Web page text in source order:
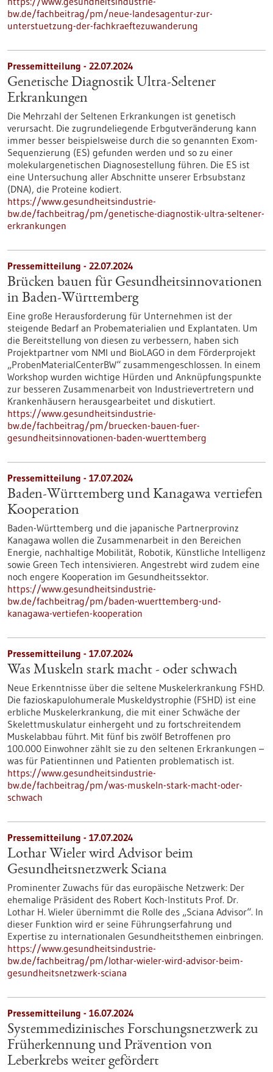
bw.de/fachbeitrag/pm/neue-landesagentur-zur-
unterstuetzung-der-fachkraeftezuwanderung
Pressemitteilung - 22.07.2024
Genetische Diagnostik Ultra-Seltener
Erkrankungen
Die Mehrzahl der Seltenen Erkrankungen ist genetisch
verursacht. Die zugrundeliegende Erbgutveränderung kann
immer besser beispielsweise durch die so genannten Exom-
Sequenzierung (ES) gefunden werden und so zu einer
molekulargenetischen Diagnosestellung führen. Die ES ist
eine Untersuchung aller Abschnitte unserer Erbsubstanz
(DNA), die Proteine kodiert.
https://www.gesundheitsindustrie-
bw.de/fachbeitrag/pm/genetische-diagnostik-ultra-seltener-
erkrankungen
Pressemitteilung - 22.07.2024
Brücken bauen für Gesundheitsinnovationen
in Baden-Württemberg
Eine große Herausforderung für Unternehmen ist der
steigende Bedarf an Probematerialien und Explantaten. Um
die Bereitstellung von diesen zu verbessern, haben sich
Projektpartner vom NMI und BioLAGO in dem Förderprojekt
„ProbenMaterialCenterBW“ zusammengeschlossen. In einem
Workshop wurden wichtige Hürden und Anknüpfungspunkte
zur besseren Zusammenarbeit von Industrievertretern und
Krankenhäusern herausgearbeitet und diskutiert.
https://www.gesundheitsindustrie-
bw.de/fachbeitrag/pm/bruecken-bauen-fuer-
gesundheitsinnovationen-baden-wuerttemberg
Pressemitteilung - 17.07.2024
Baden-Württemberg und Kanagawa vertiefen
Kooperation
Baden-Württemberg und die japanische Partnerprovinz
Kanagawa wollen die Zusammenarbeit in den Bereichen
Energie, nachhaltige Mobilität, Robotik, Künstliche Intelligenz
sowie Green Tech intensivieren. Angestrebt wird zudem eine
noch engere Kooperation im Gesundheitssektor.
https://www.gesundheitsindustrie-
bw.de/fachbeitrag/pm/baden-wuerttemberg-und-
kanagawa-vertiefen-kooperation
Pressemitteilung - 17.07.2024
Was Muskeln stark macht - oder schwach
Neue Erkenntnisse über die seltene Muskelerkrankung FSHD.
Die fazioskapulohumerale Muskeldystrophie (FSHD) ist eine
erbliche Muskelerkrankung, die mit einer Schwäche der
Skelettmuskulatur einhergeht und zu fortschreitendem
Muskelabbau führt. Mit fünf bis zwölf Betroffenen pro
100.000 Einwohner zählt sie zu den seltenen Erkrankungen –
was für Patientinnen und Patienten problematisch ist.
https://www.gesundheitsindustrie-
bw.de/fachbeitrag/pm/was-muskeln-stark-macht-oder-
schwach
Pressemitteilung - 17.07.2024
Lothar Wieler wird Advisor beim
Gesundheitsnetzwerk Sciana
Prominenter Zuwachs für das europäische Netzwerk: Der
ehemalige Präsident des Robert Koch-Instituts Prof. Dr.
Lothar H. Wieler übernimmt die Rolle des „Sciana Advisor“. In
dieser Funktion wird er seine Führungserfahrung und
Expertise zu internationalen Gesundheitsthemen einbringen.
https://www.gesundheitsindustrie-
bw.de/fachbeitrag/pm/lothar-wieler-wird-advisor-beim-
gesundheitsnetzwerk-sciana
Pressemitteilung - 16.07.2024
Systemmedizinisches Forschungsnetzwerk zu
Früherkennung und Prävention von
Leberkrebs weiter gefördert